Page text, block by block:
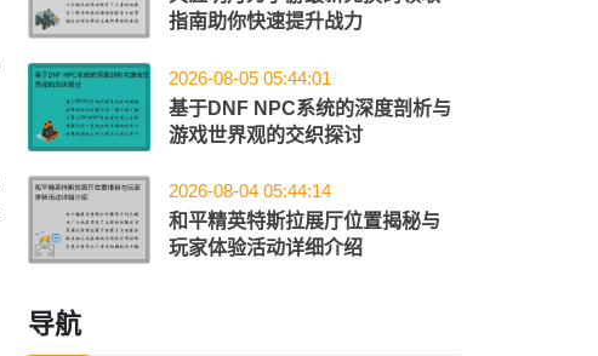
指南助你快速提升战力
2026-08-05 05:44:01
基于DNF NPC系统的深度剖析与
游戏世界观的交织探讨
2026-08-04 05:44:14
和平精英特斯拉展厅位置揭秘与
玩家体验活动详细介绍
导航